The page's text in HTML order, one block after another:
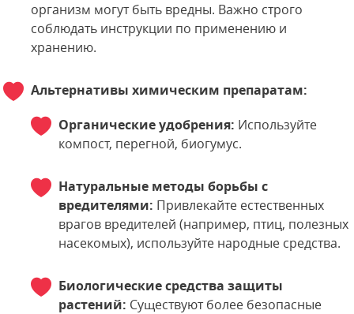
организм могут быть вредны. Важно строго
соблюдать инструкции по применению и
хранению.
Альтернативы химическим препаратам:
Органические удобрения: Используйте
компост, перегной, биогумус.
Натуральные методы борьбы с
вредителями: Привлекайте естественных
врагов вредителей (например, птиц, полезных
насекомых), используйте народные средства.
Биологические средства защиты
растений: Существуют более безопасные